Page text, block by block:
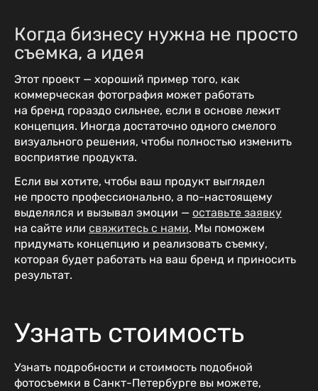
Когда бизнесу нужна не просто
съемка, а идея
Этот проект — хороший пример того, как
коммерческая фотография может работать
на бренд гораздо сильнее, если в основе лежит
концепция. Иногда достаточно одного смелого
визуального решения, чтобы полностью изменить
восприятие продукта.
Если вы хотите, чтобы ваш продукт выглядел
не просто профессионально, а по-настоящему
выделялся и вызывал эмоции — оставьте заявку
на сайте или свяжитесь с нами. Мы поможем
придумать концепцию и реализовать съемку,
которая будет работать на ваш бренд и приносить
результат.
Узнать стоимость
Узнать подробности и стоимость подобной
фотосъемки в Санкт-Петербурге вы можете,